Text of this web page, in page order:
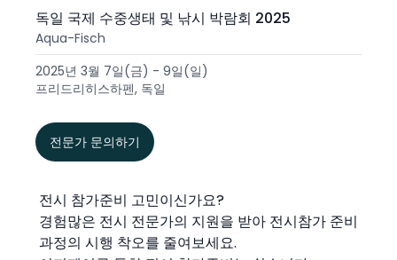
독일 국제 수중생태 및 낚시 박람회 2025
Aqua-Fisch
2025년 3월 7일(금) - 9일(일)
프리드리히스하펜, 독일
전문가 문의하기
전시 참가준비 고민이신가요?
경험많은 전시 전문가의 지원을 받아 전시참가 준비
과정의 시행 착오를 줄여보세요.